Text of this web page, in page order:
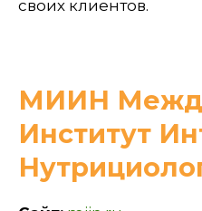
своих клиентов.
МИИН
Институт